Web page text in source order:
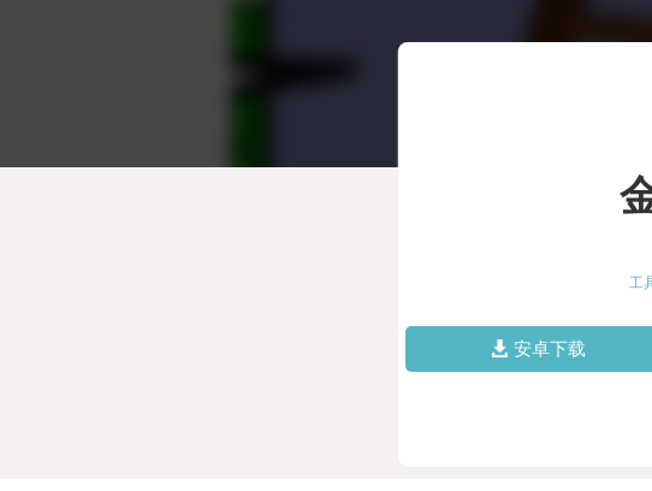
工
安卓下载